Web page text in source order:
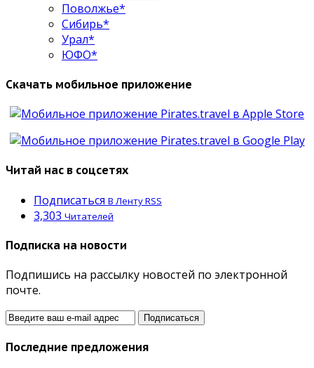
Поволжье*
Сибирь*
Урал*
ЮФО*
Скачать мобильное приложение
Читай нас в соцсетях
Подписаться В Ленту RSS
3,303 Читателей
Подписка на новости
Подпишись на рассылку новостей по электронной
почте.
Последние предложения